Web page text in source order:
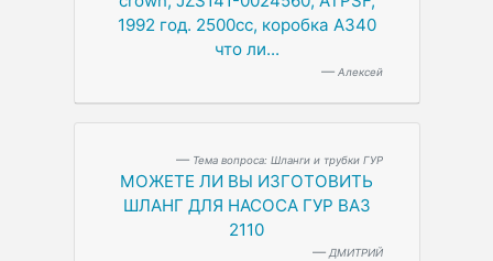
1992 год. 2500сс, коробка А340
что ли...
Алексей
Тема вопроса: Шланги и трубки ГУР
МОЖЕТЕ ЛИ ВЫ ИЗГОТОВИТЬ
ШЛАНГ ДЛЯ НАСОСА ГУР ВАЗ
2110
ДМИТРИЙ